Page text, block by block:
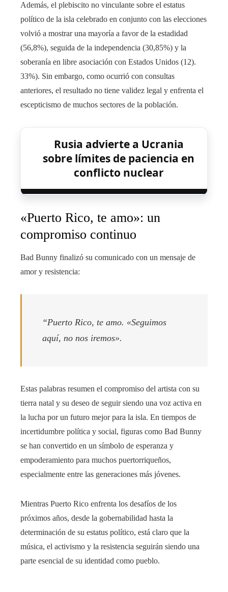
Además, el plebiscito no vinculante sobre el estatus
político de la isla celebrado en conjunto con las elecciones
volvió a mostrar una mayoría a favor de la estadidad
(56,8%), seguida de la independencia (30,85%) y la
soberanía en libre asociación con Estados Unidos (12).
33%). Sin embargo, como ocurrió con consultas
anteriores, el resultado no tiene validez legal y enfrenta el
escepticismo de muchos sectores de la población.
Rusia advierte a Ucrania
sobre límites de paciencia en
conflicto nuclear
«Puerto Rico, te amo»: un
compromiso continuo
Bad Bunny finalizó su comunicado con un mensaje de
amor y resistencia:
“Puerto Rico, te amo. «Seguimos
aquí, no nos iremos».
Estas palabras resumen el compromiso del artista con su
tierra natal y su deseo de seguir siendo una voz activa en
la lucha por un futuro mejor para la isla. En tiempos de
incertidumbre política y social, figuras como Bad Bunny
se han convertido en un símbolo de esperanza y
empoderamiento para muchos puertorriqueños,
especialmente entre las generaciones más jóvenes.
Mientras Puerto Rico enfrenta los desafíos de los
próximos años, desde la gobernabilidad hasta la
determinación de su estatus político, está claro que la
música, el activismo y la resistencia seguirán siendo una
parte esencial de su identidad como pueblo.